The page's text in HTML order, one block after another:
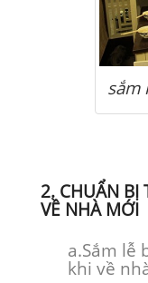
sắm
2. CHUẨN BỊ
VỀ NHÀ MỚI
a.Sắm lễ
khi về